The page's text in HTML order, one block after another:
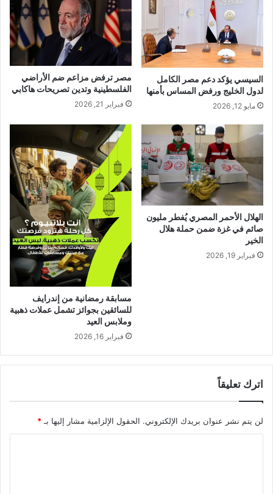
السيسي يؤكد دعم مصر الكامل
لدول الخليج ورفض المساس بأمنها
مايو 12, 2026
مصر ترفض مزاعم ضم الأراضي
الفلسطينية وتدين تصريحات هاكابي
فبراير 21, 2026
الهلال الأحمر المصري يُفطر مليون
صائم في غزة ضمن حملة هلال
الخير
فبراير 19, 2026
مسابقة رمضانية من إندرايف
للسائقين بجوائز تشمل عملات ذهبية
وملابس العيد
فبراير 16, 2026
اترك تعليقاً
لن يتم نشر عنوان بريدك الإلكتروني. الحقول الإلزامية مشار إليها بـ *